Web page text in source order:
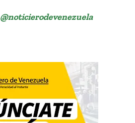
@noticierodevenezuela